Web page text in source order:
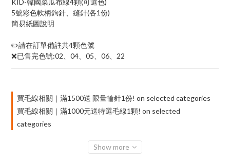
KID-韓國菜瓜布線4顆(可選色)
5號彩色軟柄鉤針、縫針(各1份)
簡易紙圖說明
✏️請在訂單備註共4顆色號
❌已售完色號:02、04、05、06、22
買毛線相關｜滿1500送 限量輪針1份! on selected categories
買毛線相關｜滿1000元送特選毛線1顆! on selected
categories
Show more